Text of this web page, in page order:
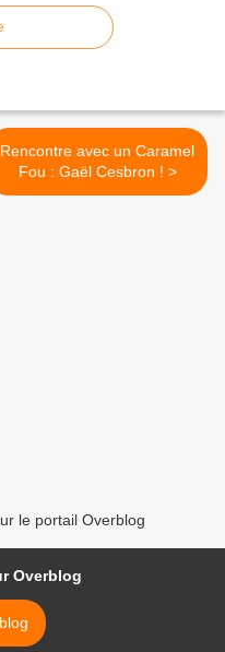
Rencontre avec un Caramel
Fou : Gaël Cesbron ! >
le portail Overblog
Overblog